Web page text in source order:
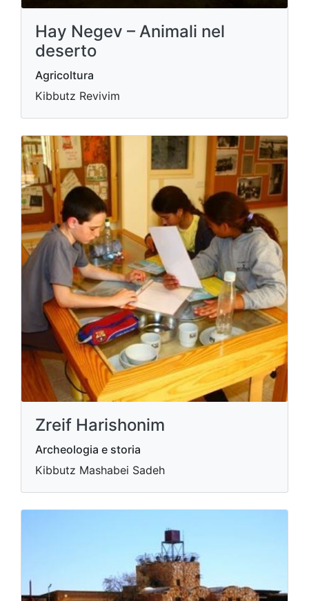
Hay Negev – Animali nel
deserto
Agricoltura
Kibbutz Revivim
Zreif Harishonim
Archeologia e storia
Kibbutz Mashabei Sadeh